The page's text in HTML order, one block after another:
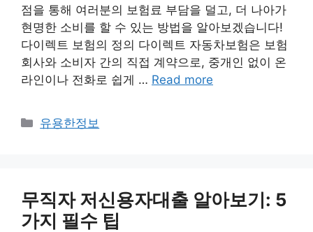
점을 통해 여러분의 보험료 부담을 덜고, 더 나아가
현명한 소비를 할 수 있는 방법을 알아보겠습니다!
다이렉트 보험의 정의 다이렉트 자동차보험은 보험
회사와 소비자 간의 직접 계약으로, 중개인 없이 온
라인이나 전화로 쉽게 … Read more
Categories
유용한정보
무직자 저신용자대출 알아보기: 5
가지 필수 팁